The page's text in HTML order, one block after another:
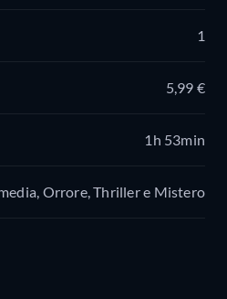
1
5,99 €
1h 53min
Orrore, Thriller e Mistero